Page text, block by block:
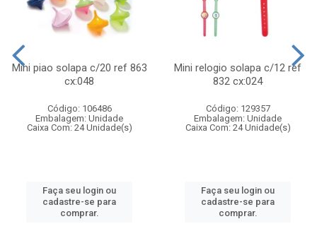
Mini piao solapa c/20 ref 863
cx:048
Código: 106486
Embalagem: Unidade
Caixa Com: 24 Unidade(s)
Faça seu login ou
cadastre-se para
comprar.
Mini relogio solapa c/12 ref
832 cx:024
Código: 129357
Embalagem: Unidade
Caixa Com: 24 Unidade(s)
Faça seu login ou
cadastre-se para
comprar.